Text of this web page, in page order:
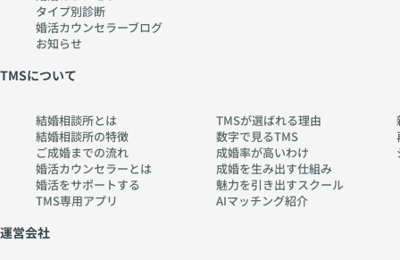
タイプ別診断
婚活カウンセラーブログ
お知らせ
TMSについて
結婚相談所とは
結婚相談所の特徴
ご成婚までの流れ
婚活カウンセラーとは
婚活をサポートする
TMS専用アプリ
TMSが選ばれる理由
数字で見るTMS
成婚率が高いわけ
成婚を生み出す仕組み
魅力を引き出すスクール
AIマッチング紹介
運営会社